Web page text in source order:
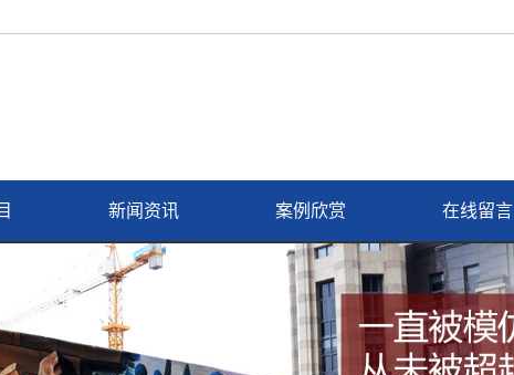
新闻资讯 案例欣赏 在线留言